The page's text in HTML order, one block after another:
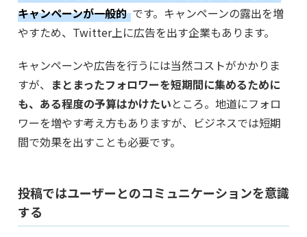
キャンペーンが一般的 です。キャンペーンの露出を増
やすため、Twitter上に広告を出す企業もあります。
キャンペーンや広告を行うには当然コストがかかりま
すが、 まとまったフォロワーを短期間に集めるために
も、ある程度の予算はかけたいところ。地道にフォロ
ワーを増やす考え方もありますが、ビジネスでは短期
間で効果を出すことも必要です。
投稿ではユーザーとのコミュニケーションを意識
する